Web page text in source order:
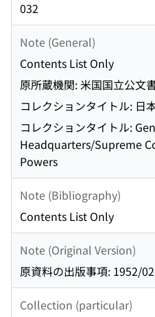
032
Note (General)
Contents List Only
原所蔵機関: 米国国立公文
コレクションタイトル: 日
コレクションタイトル:
Headquarters/Supreme
Powers
Note (Bibliography)
Contents List Only
Note (Original Version)
原資料の出版事項: 1952/
Collection (particular)